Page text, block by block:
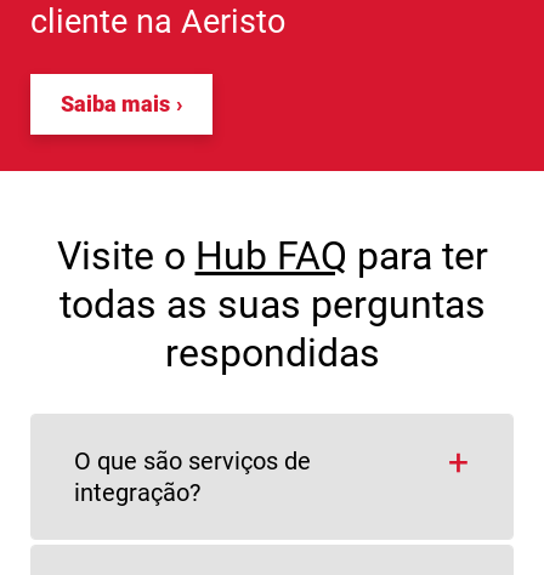
cliente na Aeristo
Saiba mais
Visite o Hub FAQ para ter
todas as suas perguntas
respondidas
O que são serviços de
integração?